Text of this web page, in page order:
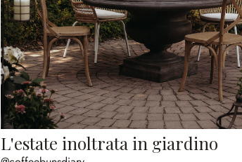
L'estate inoltrata in giardino